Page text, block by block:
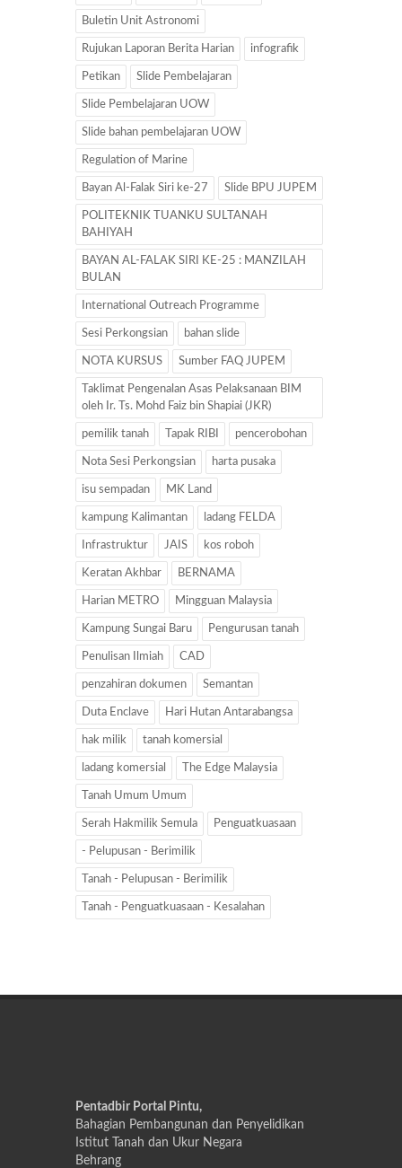
Buletin Unit Astronomi
Rujukan Laporan Berita Harian infografik
Petikan Slide Pembelajaran
Slide Pembelajaran UOW
Slide bahan pembelajaran UOW
Regulation of Marine
Bayan Al-Falak Siri ke-27 Slide BPU JUPEM
POLITEKNIK TUANKU SULTANAH
BAHIYAH
BAYAN AL-FALAK SIRI KE-25 : MANZILAH
BULAN
International Outreach Programme
Sesi Perkongsian bahan slide
NOTA KURSUS Sumber FAQ JUPEM
Taklimat Pengenalan Asas Pelaksanaan BIM
oleh Ir. Ts. Mohd Faiz bin Shapiai (JKR)
pemilik tanah Tapak RIBI pencerobohan
Nota Sesi Perkongsian harta pusaka
isu sempadan MK Land
kampung Kalimantan ladang FELDA
Infrastruktur JAIS kos roboh
Keratan Akhbar BERNAMA
Harian METRO Mingguan Malaysia
Kampung Sungai Baru Pengurusan tanah
Penulisan Ilmiah CAD
penzahiran dokumen Semantan
Duta Enclave Hari Hutan Antarabangsa
hak milik tanah komersial
ladang komersial The Edge Malaysia
Tanah Umum Umum
Serah Hakmilik Semula Penguatkuasaan
- Pelupusan - Berimilik
Tanah - Pelupusan - Berimilik
Tanah - Penguatkuasaan - Kesalahan
Pentadbir Portal Pintu,
Bahagian Pembangunan dan Penyelidikan
Istitut Tanah dan Ukur Negara
Behrang